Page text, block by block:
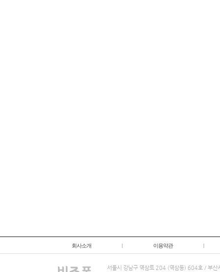
회사소개 | 이용약관 |
서울시 강남구 역삼로 204 (역삼동) 604호 / 부산